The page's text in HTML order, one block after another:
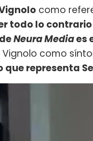
como
todo lo contrario
Neura Mediaes
Vignolo como
representa